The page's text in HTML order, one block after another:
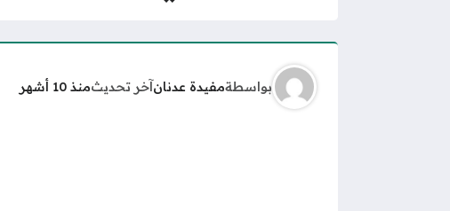
بواسطةمفيدة عدنانآخر تحديثمنذ 10 أشهر